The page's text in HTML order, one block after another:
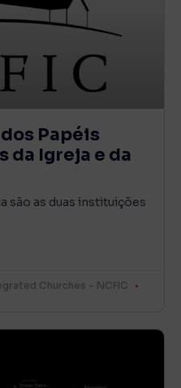
Papéis
da Igreja e da
são as duas instituições
Churches - NCFIC